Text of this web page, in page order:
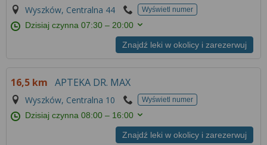
Wyszków, Centralna 44 Wyświetl numer
Dzisiaj czynna07:30 – 20:00
Znajdź leki w okolicy i zarezerwuj
16,5 km APTEKA DR. MAX
Wyszków, Centralna 10 Wyświetl numer
Dzisiaj czynna08:00 – 16:00
Znajdź leki w okolicy i zarezerwuj